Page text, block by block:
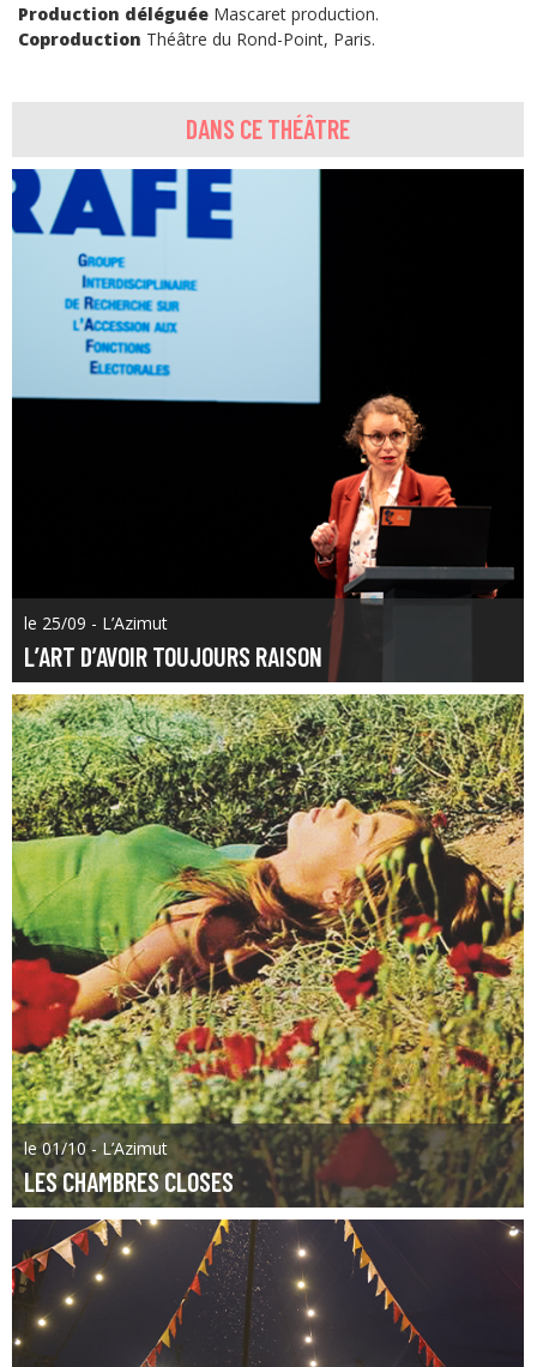
Production déléguée Mascaret production.
Coproduction Théâtre du Rond-Point, Paris.
DANS CE THÉÂTRE
le 25/09 - L’Azimut
L’ART D’AVOIR TOUJOURS RAISON
le 01/10 - L’Azimut
LES CHAMBRES CLOSES